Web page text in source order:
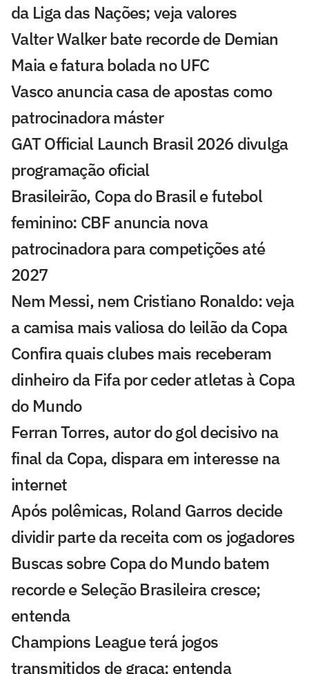
da Liga das Nações; veja valores
Valter Walker bate recorde de Demian
Maia e fatura bolada no UFC
Vasco anuncia casa de apostas como
patrocinadora máster
GAT Official Launch Brasil 2026 divulga
programação oficial
Brasileirão, Copa do Brasil e futebol
feminino: CBF anuncia nova
patrocinadora para competições até
2027
Nem Messi, nem Cristiano Ronaldo: veja
a camisa mais valiosa do leilão da Copa
Confira quais clubes mais receberam
dinheiro da Fifa por ceder atletas à Copa
do Mundo
Ferran Torres, autor do gol decisivo na
final da Copa, dispara em interesse na
internet
Após polêmicas, Roland Garros decide
dividir parte da receita com os jogadores
Buscas sobre Copa do Mundo batem
recorde e Seleção Brasileira cresce;
entenda
Champions League terá jogos
transmitidos de graça; entenda